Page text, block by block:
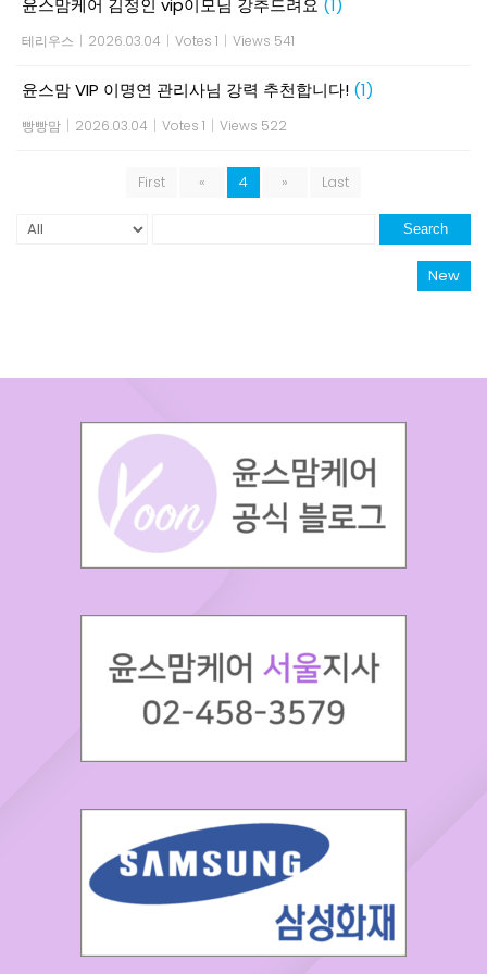
테리우스 | 2026.03.04 | Votes 1 | Views 541
윤스맘 VIP 이명연 관리사님 강력 추천합니다! (1)
빵빵맘 | 2026.03.04 | Votes 1 | Views 522
First « 4 » Last
Search
New